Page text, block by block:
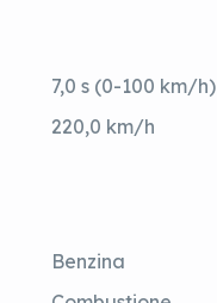
7,0 s (0-100 km/h)
220,0 km/h
Benzina